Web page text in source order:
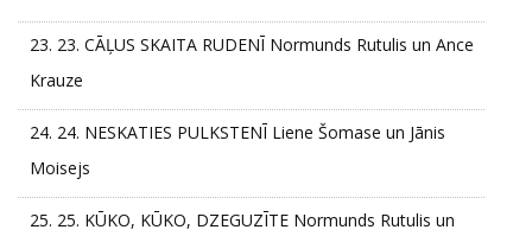
23. 23. CĀĻUS SKAITA RUDENĪ Normunds Rutulis un Ance
Krauze
24. 24. NESKATIES PULKSTENĪ Liene Šomase un Jānis
Moisejs
25. 25. KŪKO, KŪKO, DZEGUZĪTE Normunds Rutulis un